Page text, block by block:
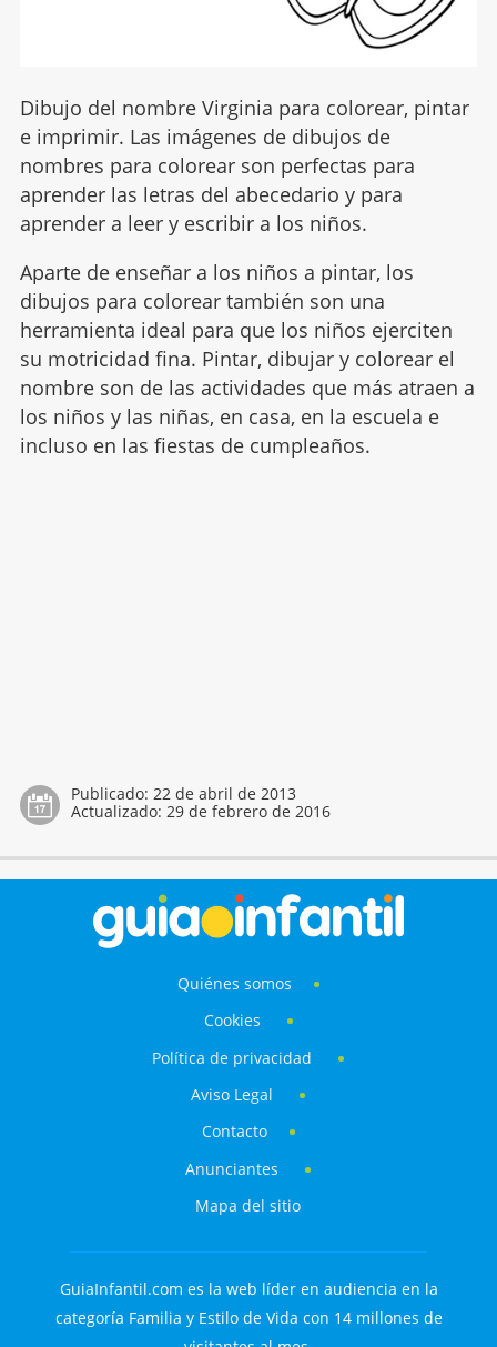
Dibujo del nombre Virginia para colorear, pintar
e imprimir. Las imágenes de dibujos de
nombres para colorear son perfectas para
aprender las letras del abecedario y para
aprender a leer y escribir a los niños.
Aparte de enseñar a los niños a pintar, los
dibujos para colorear también son una
herramienta ideal para que los niños ejerciten
su motricidad fina. Pintar, dibujar y colorear el
nombre son de las actividades que más atraen a
los niños y las niñas, en casa, en la escuela e
incluso en las fiestas de cumpleaños.
Publicado: 22 de abril de 2013
Actualizado: 29 de febrero de 2016
Quiénes somos
Cookies
Política de privacidad
Aviso Legal
Contacto
Anunciantes
Mapa del sitio
GuiaInfantil.com es la web líder en audiencia en la
categoría Familia y Estilo de Vida con 14 millones de